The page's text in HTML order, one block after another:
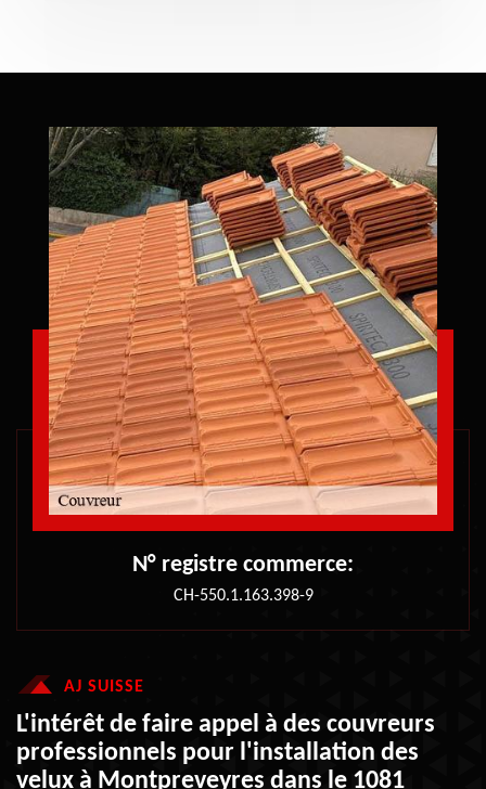
N° registre commerce:
CH-550.1.163.398-9
AJ SUISSE
L'intérêt de faire appel à des couvreurs
professionnels pour l'installation des
velux à Montpreveyres dans le 1081